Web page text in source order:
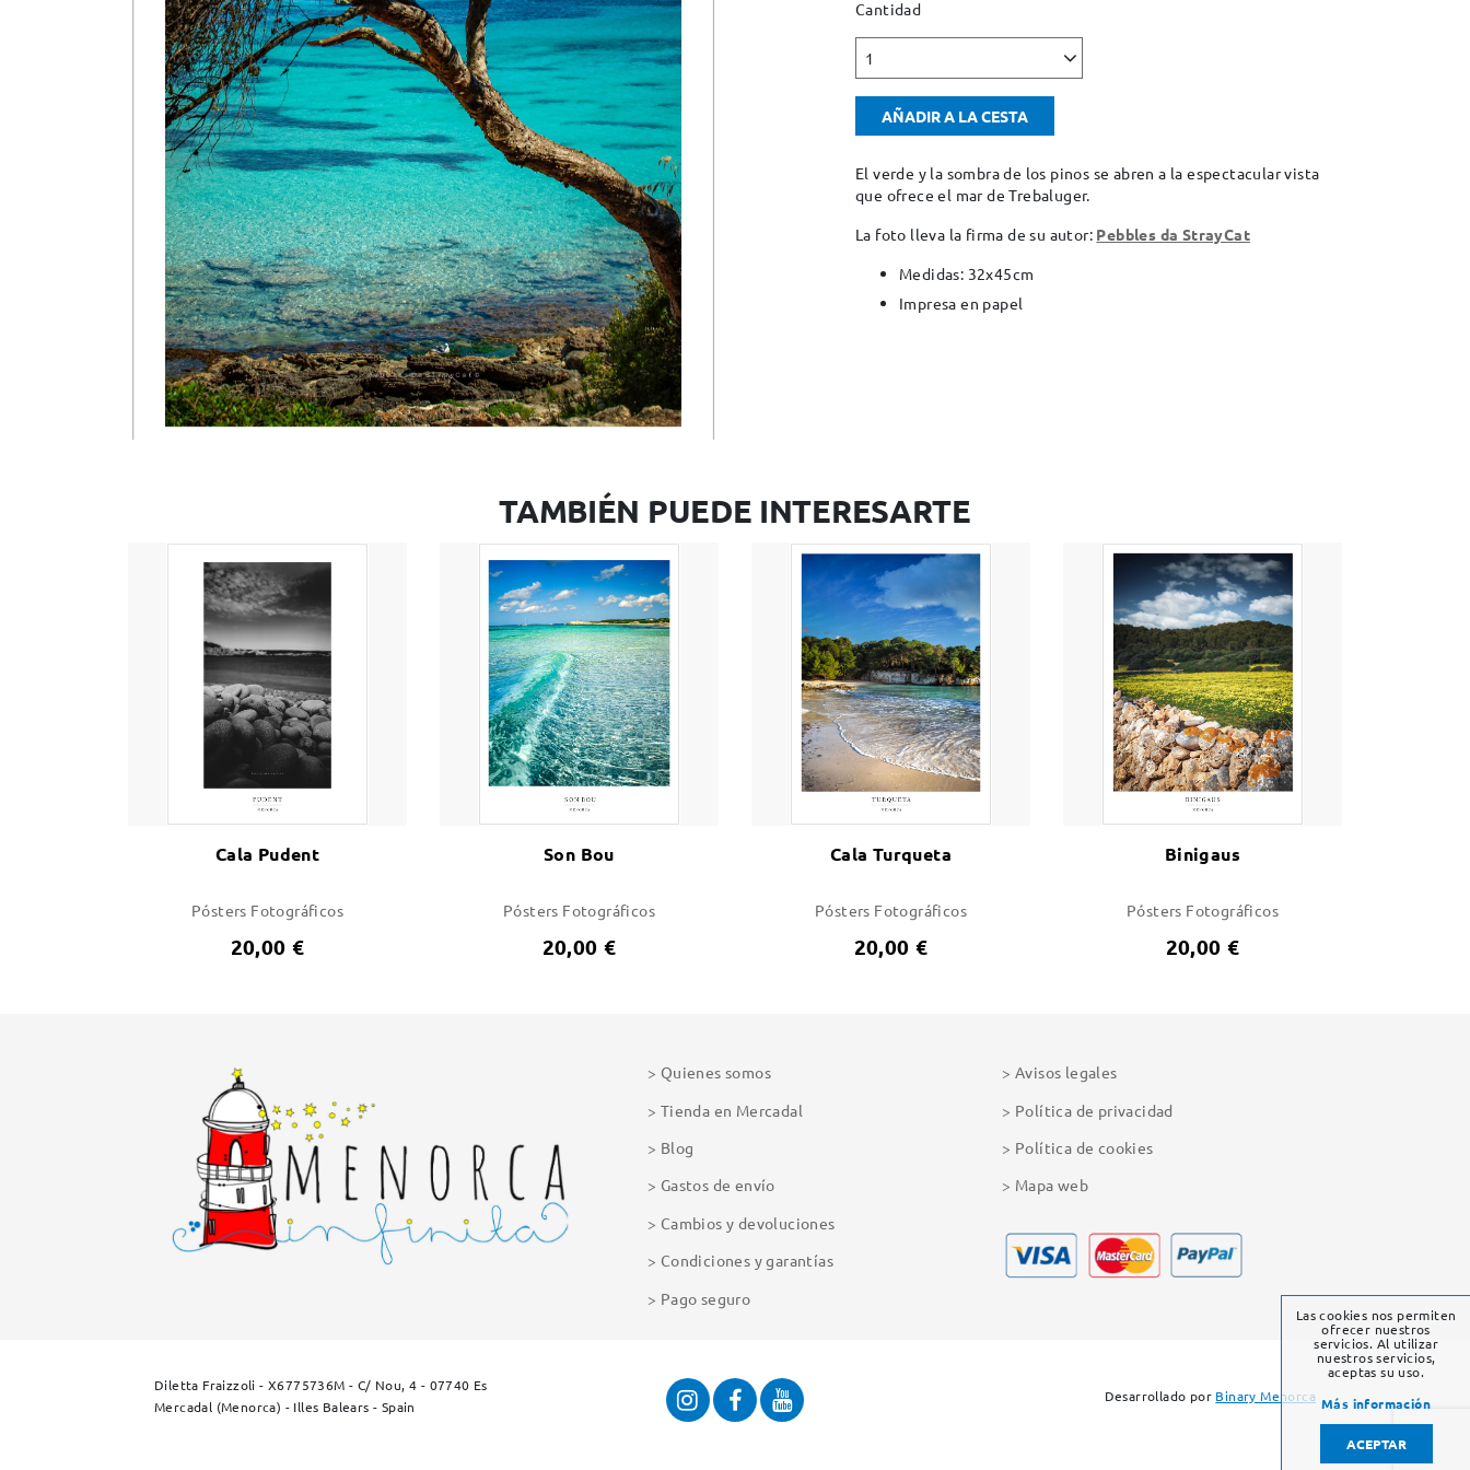
Cantidad
1
AÑADIR A LA CESTA
El verde y la sombra de los pinos se abren a la espectacular vista
que ofrece el mar de Trebaluger.
La foto lleva la firma de su autor: Pebbles da StrayCat
Medidas: 32x45cm
Impresa en papel
TAMBIÉN PUEDE INTERESARTE
Cala Pudent
Pósters Fotográficos
20,00 €
Son Bou
Pósters Fotográficos
20,00 €
Cala Turqueta
Pósters Fotográficos
20,00 €
Binigaus
Pósters Fotográficos
20,00 €
Quienes somos
Tienda en Mercadal
Blog
Gastos de envío
Cambios y devoluciones
Condiciones y garantías
Pago seguro
Avisos legales
Política de privacidad
Política de cookies
Mapa web
Diletta Fraizzoli - X6775736M - C/ Nou, 4 - 07740 Es
Mercadal (Menorca) - Illes Balears - Spain
Desarrollado por Binary Menorca
Las cookies nos permiten
ofrecer nuestros
servicios. Al utilizar
nuestros servicios,
aceptas su uso.
Más información
ACEPTAR